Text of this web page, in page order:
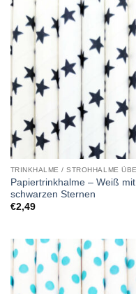
Papiertrinkhalme – Weiß mit
schwarzen Sternen
€2,49